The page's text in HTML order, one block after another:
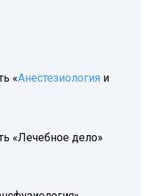
«Анестезиология и
«Лечебное дело»